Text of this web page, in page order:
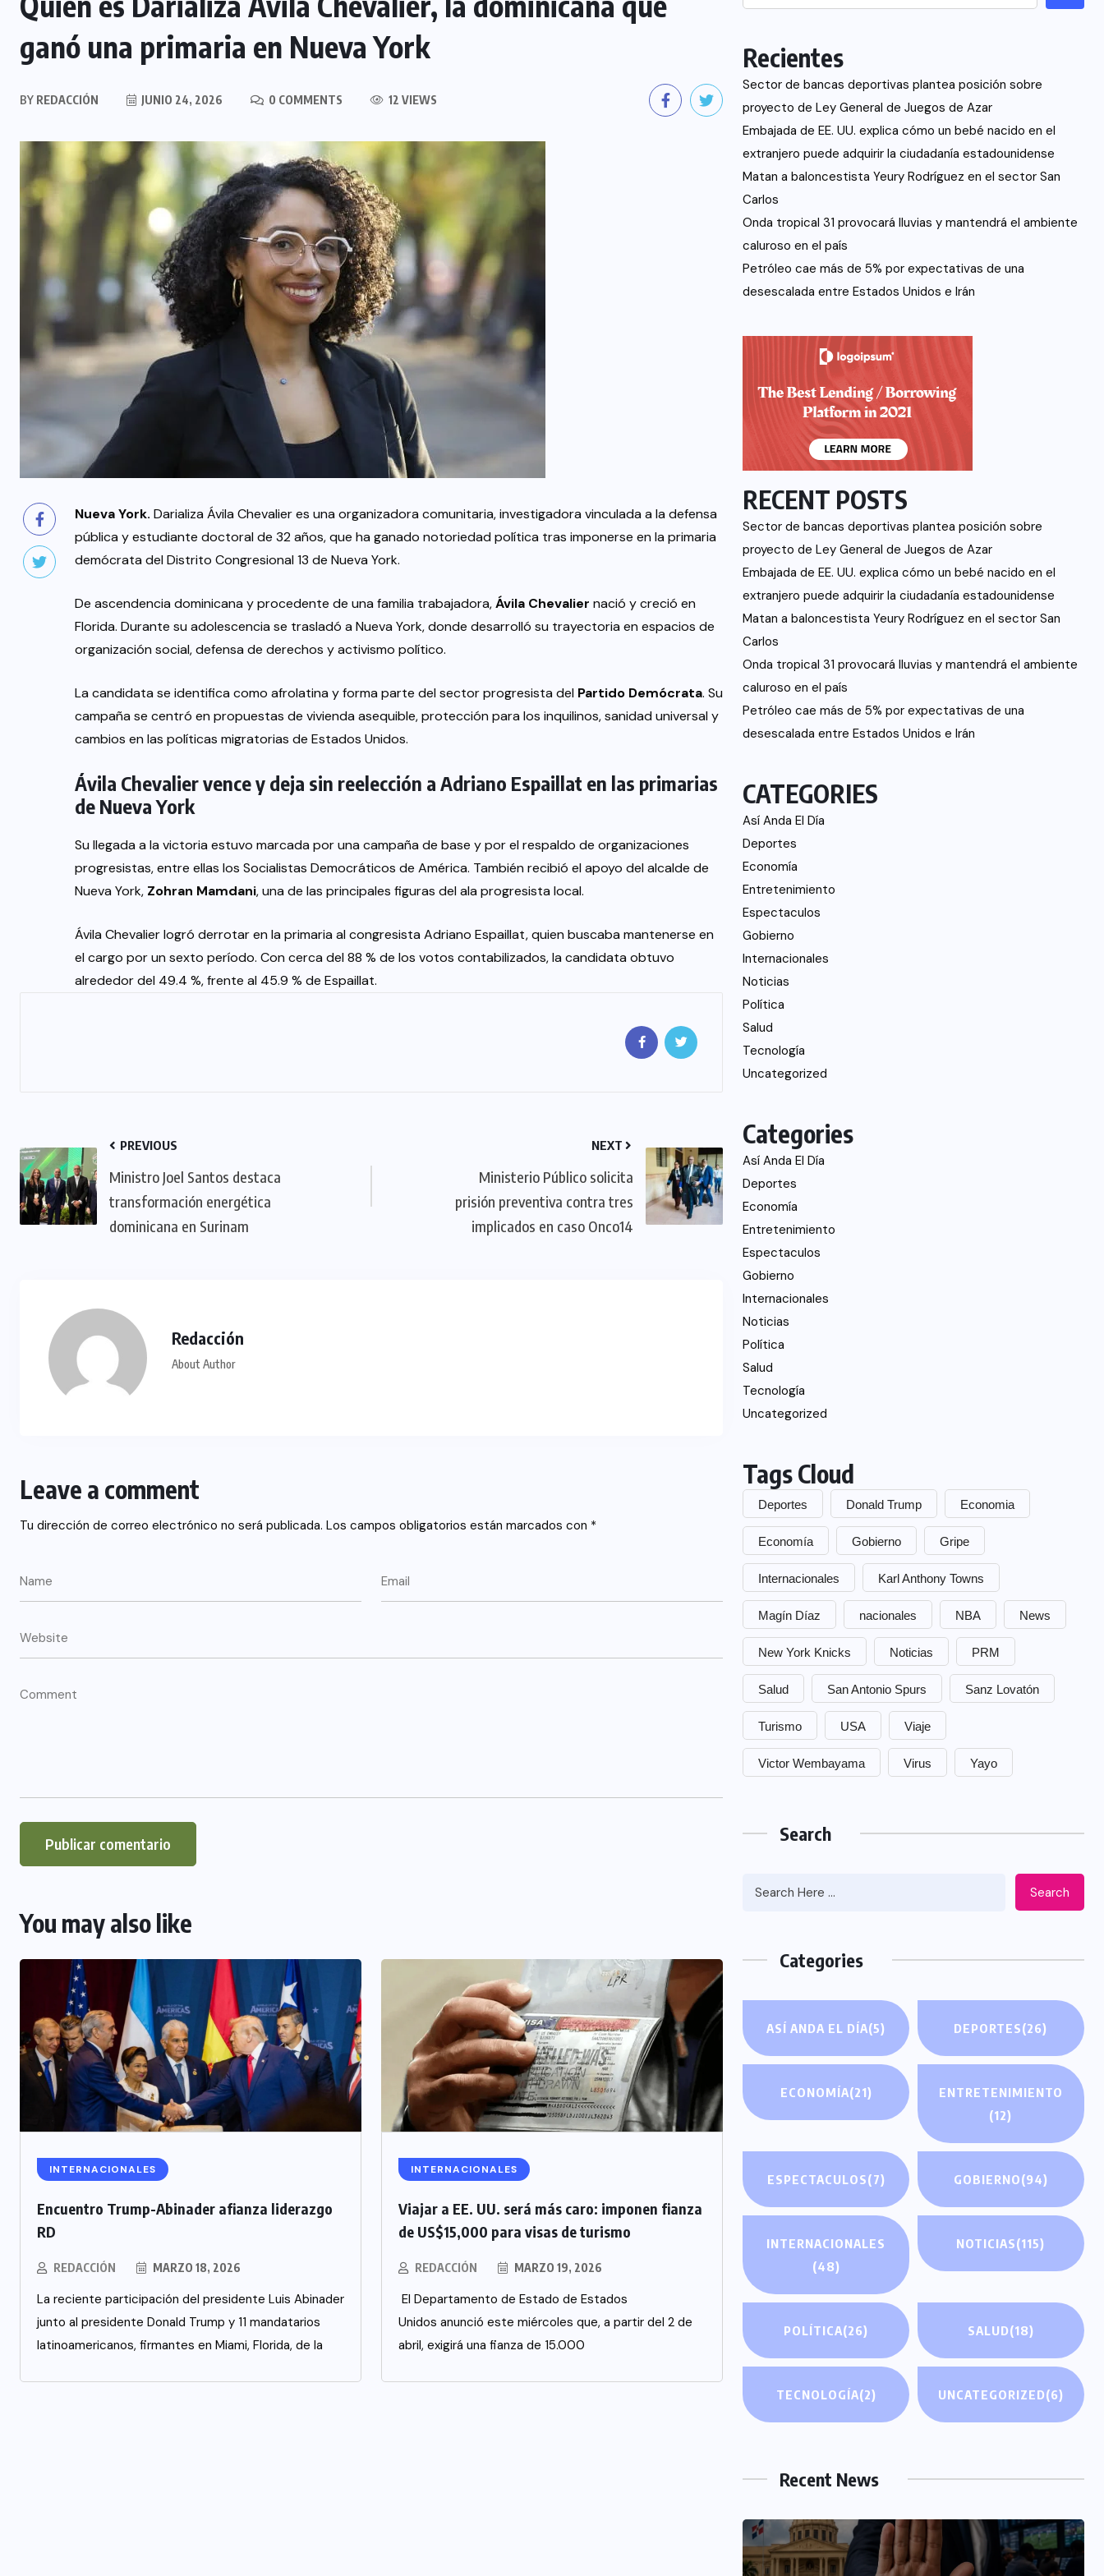
ganó una primaria en Nueva York
BY REDACCIÓN JUNIO 24, 2026 0 COMMENTS 12 VIEWS
Nueva York. Darializa Ávila Chevalier es una organizadora comunitaria, investigadora vinculada a la defensa
pública y estudiante doctoral de 32 años, que ha ganado notoriedad política tras imponerse en la primaria
demócrata del Distrito Congresional 13 de Nueva York.
De ascendencia dominicana y procedente de una familia trabajadora,Ávila Chevalier nació y creció en
Florida. Durante su adolescencia se trasladó a Nueva York, donde desarrolló su trayectoria en espacios de
organización social, defensa de derechos y activismo político.
La candidata se identifica como afrolatina y forma parte del sector progresista del Partido Demócrata. Su
campaña se centró en propuestas de vivienda asequible, protección para los inquilinos, sanidad universal y
cambios en las políticas migratorias de Estados Unidos.
Ávila Chevalier vence y deja sin reelección a Adriano Espaillat en las primarias
de Nueva York
Su llegada a la victoria estuvo marcada por una campaña de base y por el respaldo de organizaciones
progresistas, entre ellas los Socialistas Democráticos de América. También recibió el apoyo del alcalde de
Nueva York, Zohran Mamdani, una de las principales figuras del ala progresista local.
Ávila Chevalier logró derrotar en la primaria al congresista Adriano Espaillat, quien buscaba mantenerse en
el cargo por un sexto período. Con cerca del 88 % de los votos contabilizados, la candidata obtuvo
alrededor del 49.4 %, frente al 45.9 % de Espaillat.
PREVIOUS
Ministro Joel Santos destaca
transformación energética
dominicana en Surinam
NEXT
Ministerio Público solicita
prisión preventiva contra tres
implicados en caso Onco14
Redacción
About Author
Leave a comment
Tu dirección de correo electrónico no será publicada. Los campos obligatorios están marcados con *
You may also like
INTERNACIONALES
Encuentro Trump-Abinader afianza liderazgo
RD
REDACCIÓN MARZO 18, 2026
La reciente participación del presidente Luis Abinader
junto al presidente Donald Trump y 11 mandatarios
latinoamericanos, firmantes en Miami, Florida, de la
INTERNACIONALES
Viajar a EE. UU. será más caro: imponen fianza
de US$15,000 para visas de turismo
REDACCIÓN MARZO 19, 2026
El Departamento de Estado de Estados
Unidos anunció este miércoles que, a partir del 2 de
abril, exigirá una fianza de 15.000
Recientes
Sector de bancas deportivas plantea posición sobre
proyecto de Ley General de Juegos de Azar
Embajada de EE. UU. explica cómo un bebé nacido en el
extranjero puede adquirir la ciudadanía estadounidense
Matan a baloncestista Yeury Rodríguez en el sector San
Carlos
Onda tropical 31 provocará lluvias y mantendrá el ambiente
caluroso en el país
Petróleo cae más de 5% por expectativas de una
desescalada entre Estados Unidos e Irán
RECENT POSTS
Sector de bancas deportivas plantea posición sobre
proyecto de Ley General de Juegos de Azar
Embajada de EE. UU. explica cómo un bebé nacido en el
extranjero puede adquirir la ciudadanía estadounidense
Matan a baloncestista Yeury Rodríguez en el sector San
Carlos
Onda tropical 31 provocará lluvias y mantendrá el ambiente
caluroso en el país
Petróleo cae más de 5% por expectativas de una
desescalada entre Estados Unidos e Irán
CATEGORIES
Así Anda El Día
Deportes
Economía
Entretenimiento
Espectaculos
Gobierno
Internacionales
Noticias
Política
Salud
Tecnología
Uncategorized
Categories
Así Anda El Día
Deportes
Economía
Entretenimiento
Espectaculos
Gobierno
Internacionales
Noticias
Política
Salud
Tecnología
Uncategorized
Tags Cloud
Deportes Donald Trump Economia
Economía Gobierno Gripe
Internacionales Karl Anthony Towns
Magín Díaz nacionales NBA News
New York Knicks Noticias PRM
Salud San Antonio Spurs Sanz Lovatón
Turismo USA Viaje
Victor Wembayama Virus Yayo
Search
Search
Categories
ASÍ ANDA EL DÍA(5) DEPORTES(26)
ECONOMÍA(21)
ENTRETENIMIENTO
(12)
ESPECTACULOS(7) GOBIERNO(94)
INTERNACIONALES
(48)
NOTICIAS(115)
POLÍTICA(26) SALUD(18)
TECNOLOGÍA(2) UNCATEGORIZED(6)
Recent News